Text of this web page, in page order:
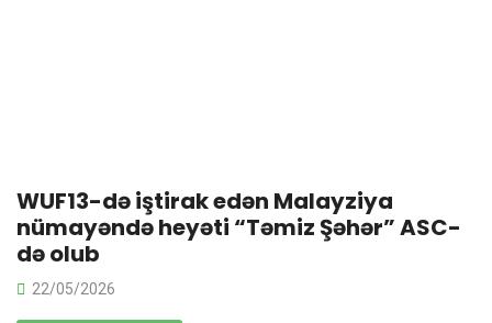
WUF13-də iştirak edən Malayziya
nümayəndə heyəti “Təmiz Şəhər” ASC-
də olub
22/05/2026